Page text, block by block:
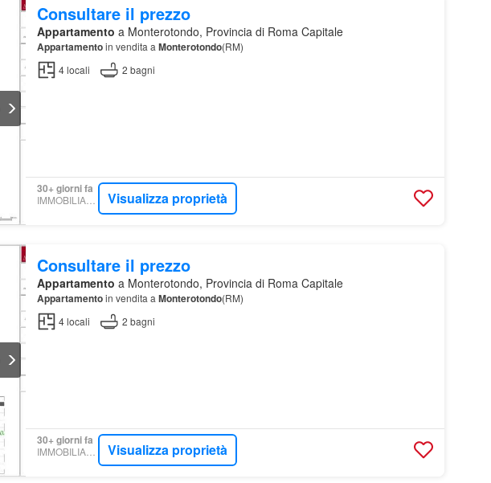
Consultare il prezzo
Appartamento a Monterotondo, Provincia di Roma Capitale
Appartamentoin vendita a Monterotondo(RM)
4locali 2 bagni
30+ giorni fa
IMMOBILIARE.IT Visualizza proprietà
Consultare il prezzo
Appartamento a Monterotondo, Provincia di Roma Capitale
Appartamentoin vendita a Monterotondo(RM)
4locali 2 bagni
30+ giorni fa
IMMOBILIARE.IT Visualizza proprietà